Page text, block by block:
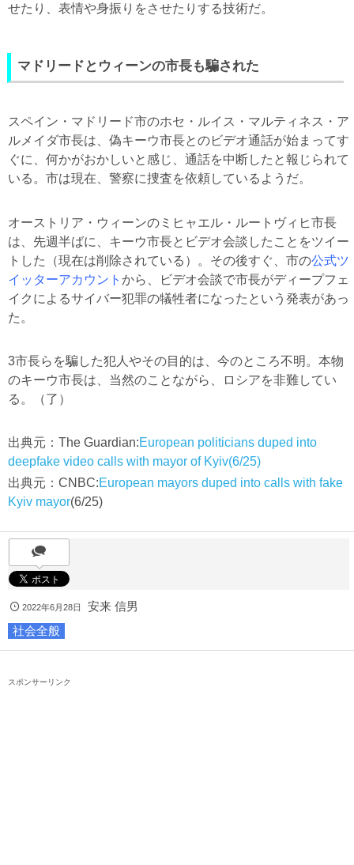
せたり、表情や身振りをさせたりする技術だ。
マドリードとウィーンの市長も騙された
スペイン・マドリード市のホセ・ルイス・マルティネス・ア
ルメイダ市長は、偽キーウ市長とのビデオ通話が始まってす
ぐに、何かがおかしいと感じ、通話を中断したと報じられて
いる。市は現在、警察に捜査を依頼しているようだ。
オーストリア・ウィーンのミヒャエル・ルートヴィヒ市長
は、先週半ばに、キーウ市長とビデオ会談したことをツイー
トした（現在は削除されている）。その後すぐ、市の公式ツ
イッターアカウント から、ビデオ会談で市長がディープフェ
イクによるサイバー犯罪の犠牲者になったという発表があっ
た。
3市長らを騙した犯人やその目的は、今のところ不明。本物
のキーウ市長は、当然のことながら、ロシアを非難してい
る。（了）
出典元：The Guardian:European politicians duped into
deepfake video calls with mayor of Kyiv(6/25)
出典元：CNBC:European mayors duped into calls with fake
Kyiv mayor(6/25)
2022年6月28日
安来 信男
社会全般
スポンサーリンク